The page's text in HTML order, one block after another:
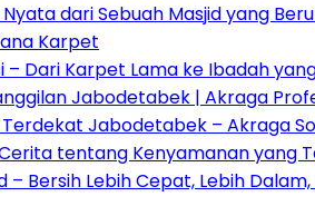
dari Sebuah Masjid yang
Karpet
Dari Karpet Lama ke Ibadah
Jabodetabek | Akraga
Jabodetabek – Akraga
tentang Kenyamanan yang
Bersih Lebih Cepat, Lebih